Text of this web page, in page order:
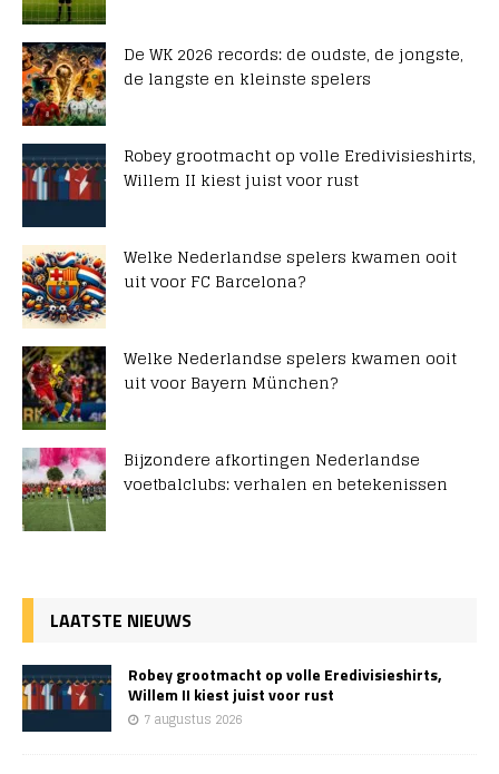
De WK 2026 records: de oudste, de jongste,
de langste en kleinste spelers
Robey grootmacht op volle Eredivisieshirts,
Willem II kiest juist voor rust
Welke Nederlandse spelers kwamen ooit
uit voor FC Barcelona?
Welke Nederlandse spelers kwamen ooit
uit voor Bayern München?
Bijzondere afkortingen Nederlandse
voetbalclubs: verhalen en betekenissen
LAATSTE NIEUWS
Robey grootmacht op volle Eredivisieshirts,
Willem II kiest juist voor rust
7 augustus 2026